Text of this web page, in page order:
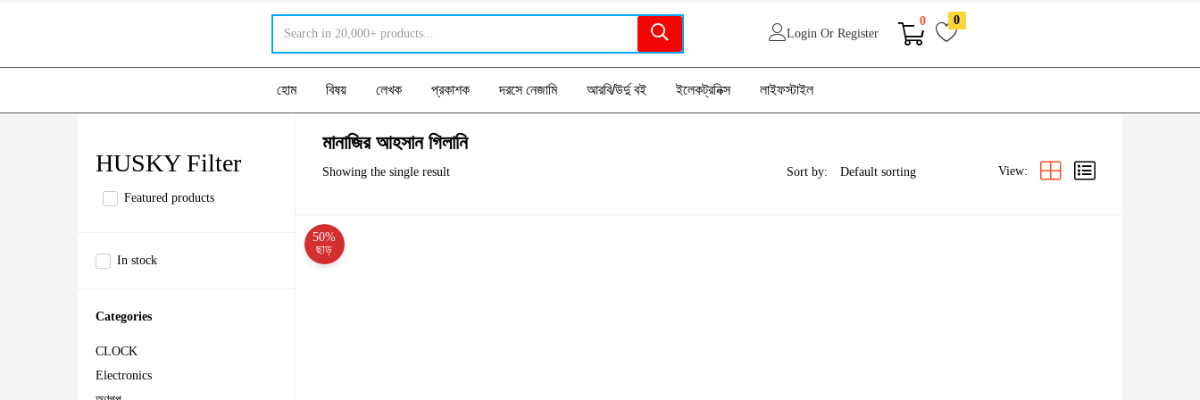
Login Or Register
0 0
হোম বিষয় লেখক প্রকাশক দরসে নেজামি আরবি/উর্দু বই ইলেকট্রনিক্স লাইফস্টাইল
HUSKY Filter
Featured products
In stock
Categories
CLOCK
Electronics
মানাজির আহসান গিলানি
Showing the single result Sort by: View:
50%
ছাড়